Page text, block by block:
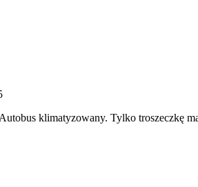
klimatyzowany. Tylko troszeczkę